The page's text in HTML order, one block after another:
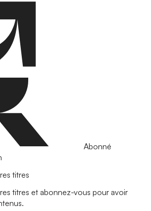
Abonné
titres
titres et abonnez-vous pour avoir